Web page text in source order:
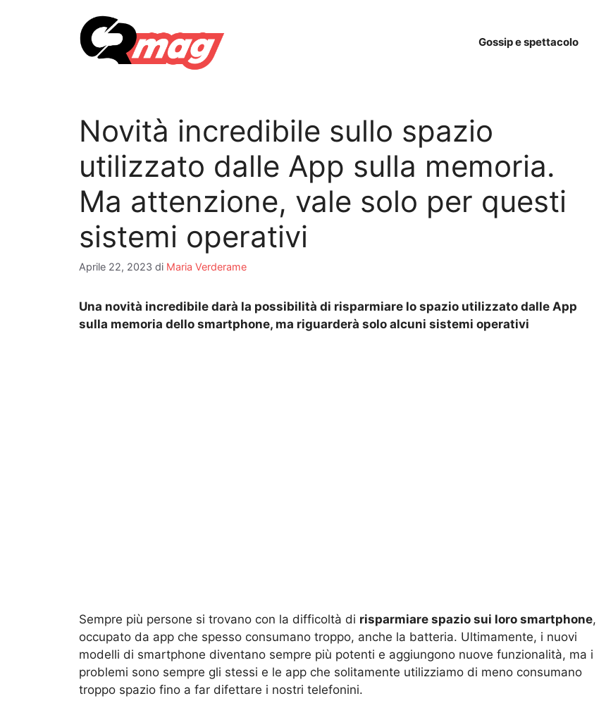
Gossip e spettacolo
Novità incredibile sullo spazio
utilizzato dalle App sulla memoria.
Ma attenzione, vale solo per questi
sistemi operativi
Aprile 22, 2023 di Maria Verderame
Una novità incredibile darà la possibilità di risparmiare lo spazio utilizzato dalle App
sulla memoria dello smartphone, ma riguarderà solo alcuni sistemi operativi
Sempre più persone si trovano con la difficoltà di risparmiare spazio sui loro smartphone,
occupato da app che spesso consumano troppo, anche la batteria. Ultimamente, i nuovi
modelli di smartphone diventano sempre più potenti e aggiungono nuove funzionalità, ma i
problemi sono sempre gli stessi e le app che solitamente utilizziamo di meno consumano
troppo spazio fino a far difettare i nostri telefonini.